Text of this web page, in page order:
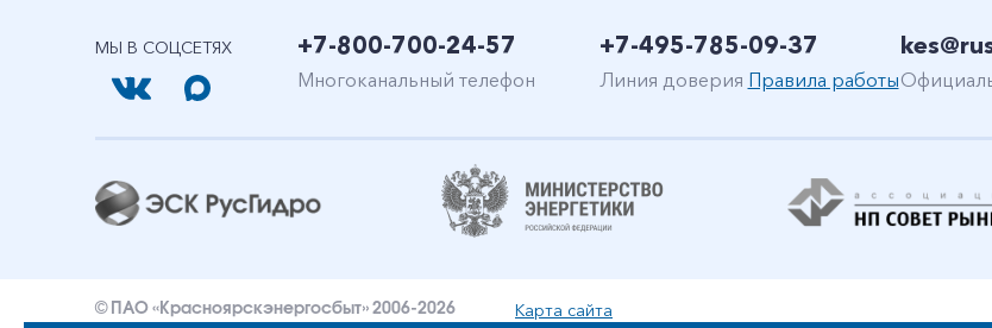
МЫ В СОЦСЕТЯХ +7-800-700-24-57
Многоканальный телефон
+7-495-785-09-37
Линия доверия Правила работы
© ПАО «Красноярскэнергосбыт» 2006-2026 Карта сайта